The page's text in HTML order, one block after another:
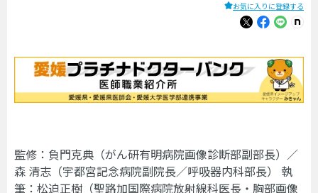
お気に入りに登録する
監修：負門克典（がん研有明病院画像診断部副部長）／
森 清志（宇都宮記念病院副院長／呼吸器内科部長） 執
筆：松迫正樹（聖路加国際病院放射線科医長・胸部画像